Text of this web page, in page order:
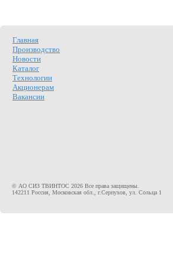
Главная
Производство
Новости
Каталог
Технологии
Акционерам
Вакансии
© АО СИЗ ТВИНТОС 2026 Все права защищены.
142211 Россия, Московская обл., г.Серпухов, ул. Сольца 1